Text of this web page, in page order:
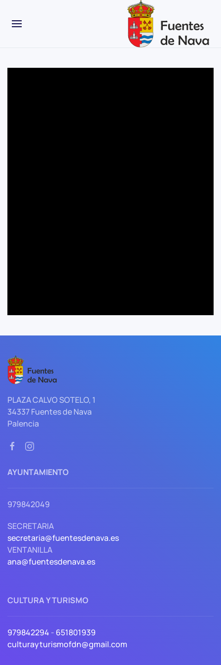
PLAZA CALVO SOTELO, 1
34337 Fuentes de Nava
Palencia
AYUNTAMIENTO
979842049
SECRETARIA
secretaria@fuentesdenava.es
VENTANILLA
ana@fuentesdenava.es
CULTURA Y TURISMO
979842294 - 651801939
culturayturismofdn@gmail.com